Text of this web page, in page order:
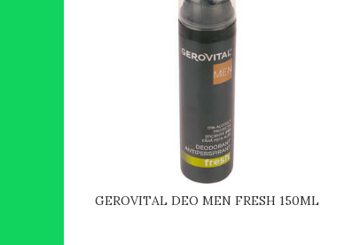
GEROVITAL DEO MEN FRESH 150ML